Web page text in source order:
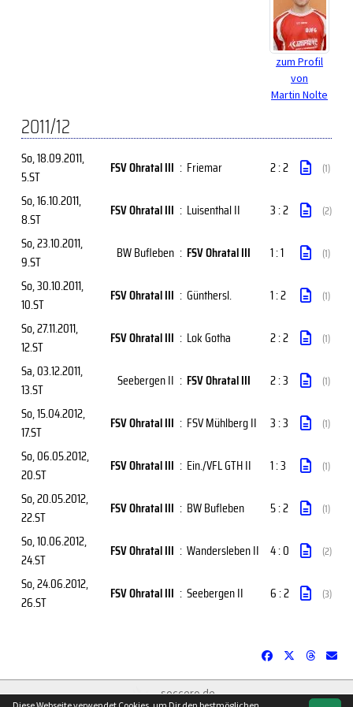
zum Profil
von
Martin Nolte
2011/12
So, 18.09.2011,
5.ST
FSV Ohratal III : Friemar 2 : 2 (1)
So, 16.10.2011,
8.ST
FSV Ohratal III : Luisenthal II 3 : 2 (2)
So, 23.10.2011,
9.ST
BW Bufleben : FSV Ohratal III 1 : 1 (1)
So, 30.10.2011,
10.ST
FSV Ohratal III : Günthersl. 1 : 2 (1)
So, 27.11.2011,
12.ST
FSV Ohratal III : Lok Gotha 2 : 2 (1)
Sa, 03.12.2011,
13.ST
Seebergen II : FSV Ohratal III 2 : 3 (1)
So, 15.04.2012,
17.ST
FSV Ohratal III : FSV Mühlberg II 3 : 3 (1)
So, 06.05.2012,
20.ST
FSV Ohratal III : Ein./VFL GTH II 1 : 3 (1)
So, 20.05.2012,
22.ST
FSV Ohratal III : BW Bufleben 5 : 2 (1)
So, 10.06.2012,
24.ST
FSV Ohratal III : Wandersleben II 4 : 0 (2)
So, 24.06.2012,
26.ST
FSV Ohratal III : Seebergen II 6 : 2 (3)
soccero.de